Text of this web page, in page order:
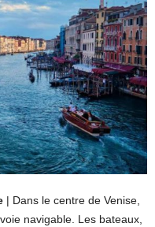
| Dans le centre de Venise,
navigable. Les bateaux,